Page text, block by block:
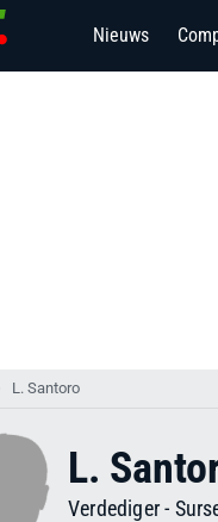
Nieuws
L. Santoro
L.
Verdediger-